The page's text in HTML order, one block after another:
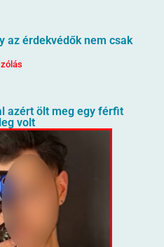
az érdekvédők nem csak
azért ölt meg egy férfit
volt